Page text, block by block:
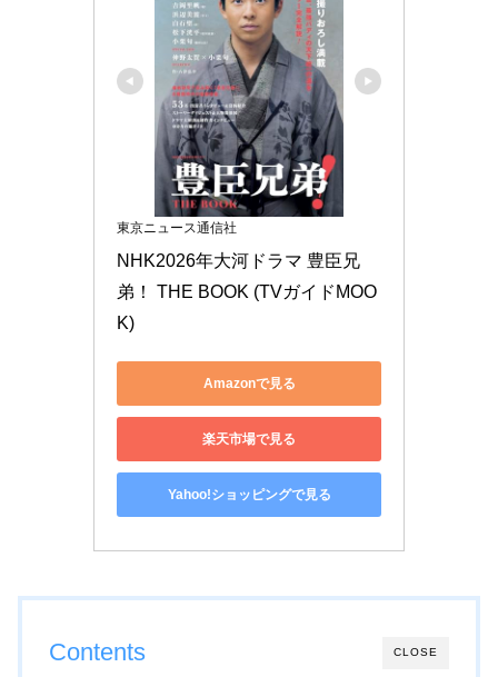
東京ニュース通信社
NHK2026年大河ドラマ 豊臣兄
弟！ THE BOOK (TVガイドMOO
K)
Amazonで見る
楽天市場で見る
Yahoo!ショッピングで見る
CLOSE
Contents